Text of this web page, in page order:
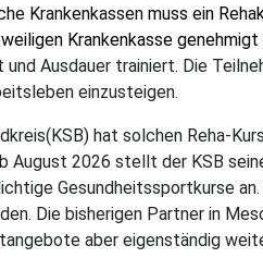
Krankenkassen muss ein
Krankenkasse genehmigt
Ausdauer trainiert. Die
einzusteigen.
hat solchen Reha-
August 2026 stellt der KSB
Gesundheitssportkurse
Die bisherigen Partner in
aber eigenständig